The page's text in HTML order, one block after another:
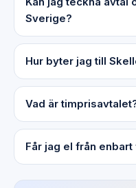
Sverige?
Hur byter jag till
Vad är
Får jag el från